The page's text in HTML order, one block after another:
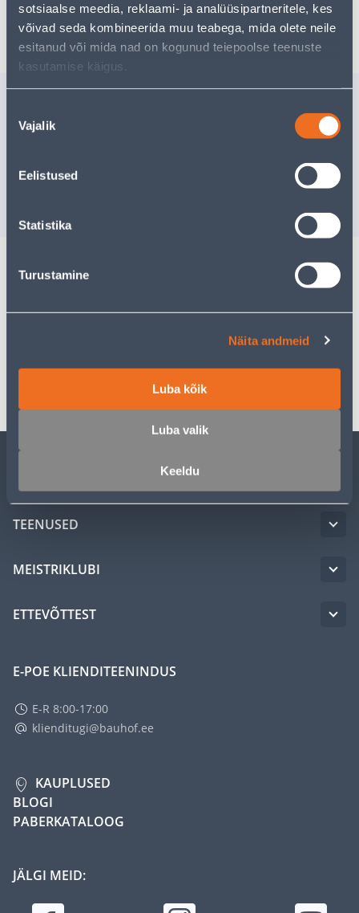
sotsiaalse meedia, reklaami- ja analüüsipartneritele, kes
võivad seda kombineerida muu teabega, mida olete neile
esitanud või mida nad on kogunud teiepoolse teenuste
kasutamise käigus.
valik
Vajalik
Eelistused
Statistika
Turustamine
Näita andmeid
Luba kõik
Luba valik
Keeldu
Tarne pole võimalik
kehtib kuni
7.32 €
TEENUSED
MEISTRIKLUBI
ETTEVÕTTEST
E-POE KLIENDITEENINDUS
E-R 8:00-17:00
klienditugi@bauhof.ee
KAUPLUSED
BLOGI
PABERKATALOOG
JÄLGI MEID: